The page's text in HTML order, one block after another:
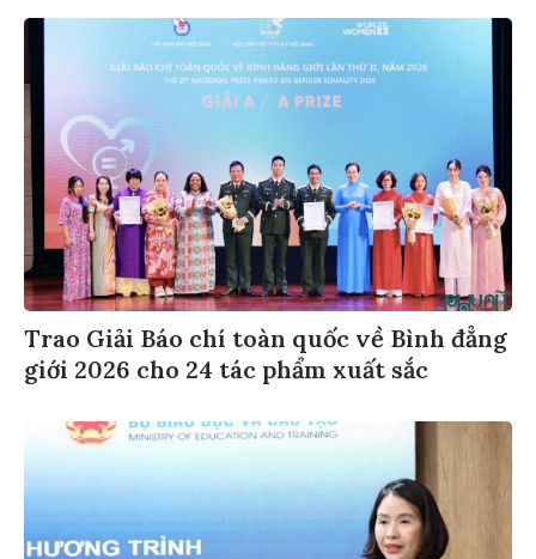
Trao Giải Báo chí toàn quốc về Bình đẳng
giới 2026 cho 24 tác phẩm xuất sắc